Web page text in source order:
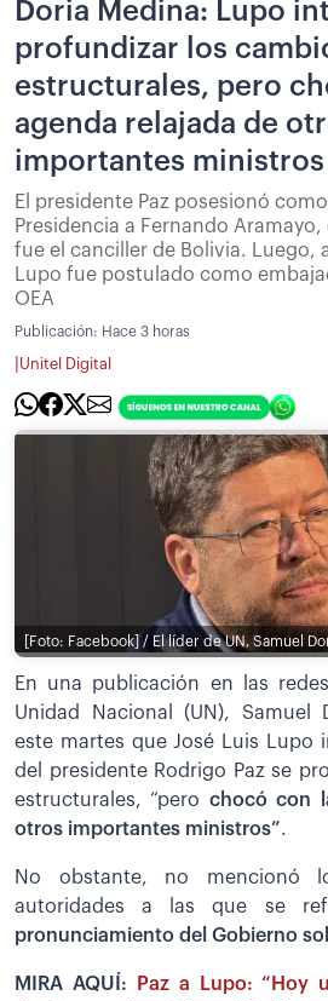
Doria Medina: Lupo
profundizar los
estructurales, pero
agenda relajada de
importantes ministros
El presidente Paz posesionó
Presidencia a Fernando
fue el canciller de Bolivia. Luego,
Lupo fue postulado como
OEA
Publicación: Hace 3 horas
Unitel Digital
[Foto: Facebook] / El líder de UN, Samuel
En una publicación en las
Unidad Nacional (UN), Samuel
este martes que José Luis Lupo
del presidente Rodrigo Paz se
estructurales, “pero chocó con
otros importantes ministros”.
No obstante, no mencionó
autoridades a las que se
pronunciamiento del Gobierno
MIRA AQUÍ:
Paz a Lupo: “Hoy